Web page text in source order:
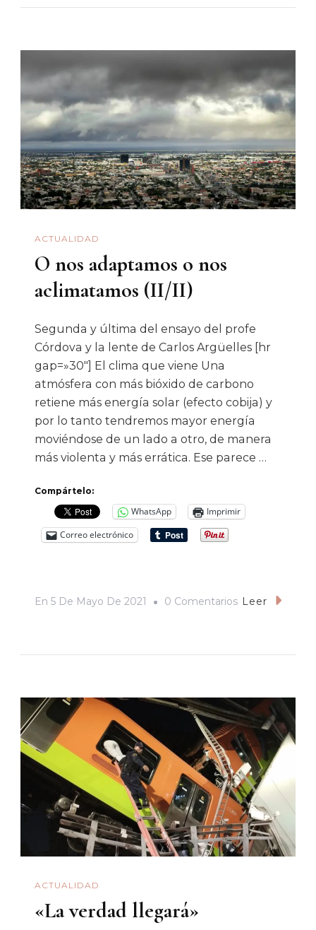
Olvidado
Por
La
4T
ACTUALIDAD
O nos adaptamos o nos
aclimatamos (II/II)
Segunda y última del ensayo del profe
Córdova y la lente de Carlos Argüelles [hr
gap=»30″] El clima que viene Una
atmósfera con más bióxido de carbono
retiene más energía solar (efecto cobija) y
por lo tanto tendremos mayor energía
moviéndose de un lado a otro, de manera
más violenta y más errática. Ese parece …
Compártelo:
WhatsApp
Imprimir
Correo electrónico
En 5 De Mayo De 2021 0 ComentariosEn
Nos
Aclimatamos
(II/II)
Leer
ACTUALIDAD
«La verdad llegará»